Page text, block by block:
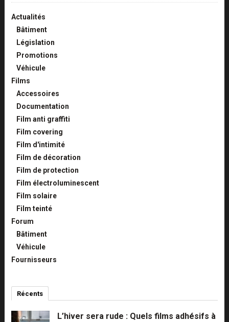
Actualités
Bâtiment
Législation
Promotions
Véhicule
Films
Accessoires
Documentation
Film anti graffiti
Film covering
Film d'intimité
Film de décoration
Film de protection
Film électroluminescent
Film solaire
Film teinté
Forum
Bâtiment
Véhicule
Fournisseurs
Récents
L’hiver sera rude : Quels films adhésifs à